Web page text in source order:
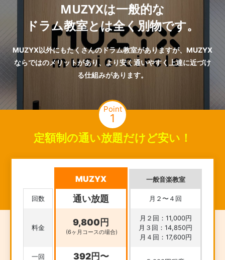
MUZYXは一般的な
ドラム教室とは全く別物です。
MUZYX以外にもたくさんのドラム教室がありますが、MUZYX
ならではのメリットがあり、より安く通いやすく上達に近づけ
る仕組みがあります。
Point
1
定額制の通い放題だけど安い！
MUZYX 一般音楽教室
回数 通い放題 月２〜４回
料金
9,800円
(6ヶ月コースの場合)
月２回：11,000円
月３回：14,850円
月４回：17,600円
一回
392円〜